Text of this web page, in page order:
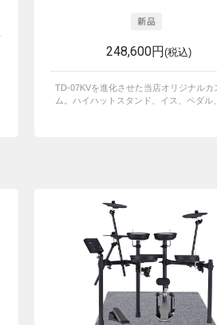
248,600円(税込)
TD-07KVを進化させた当店オリジナルカ
ム。ハイハットスタンド、イス、ペダル